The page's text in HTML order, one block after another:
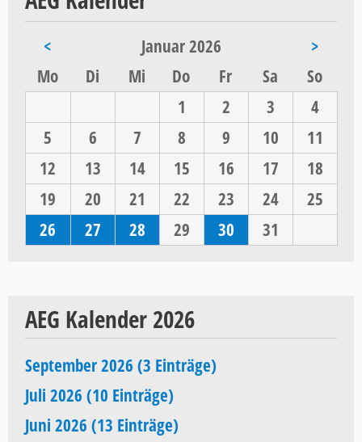
< Januar 2026
>
MontagDienstag
Mittwoch
Donnerstag
FreitagSamstag
Sonntag
1
2 3
4
5
6 7 8 9 10
11
12
13 14 15 16 17
18
19
20 21 22 23 24
25
26
27 28 29 30 31
AEG Kalender 2026
September 2026 (3 Einträge)
Juli 2026 (10 Einträge)
Juni 2026 (13 Einträge)